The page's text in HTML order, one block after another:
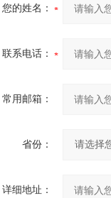
您的姓名：
联系电话：
常用邮箱：
省份：
详细地址：